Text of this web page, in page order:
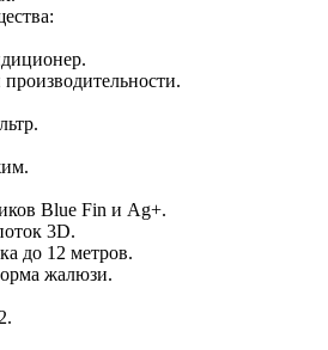
Blue Fin и Ag+.
3D.
до 12 метров.
жалюзи.